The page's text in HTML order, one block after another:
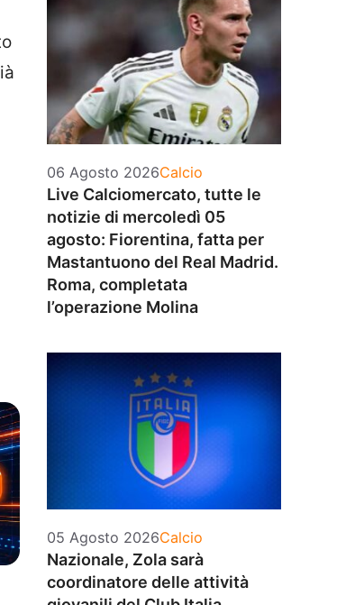
06 Agosto 2026Categorie
Calcio
Live Calciomercato, tutte le
notizie di mercoledì 05
agosto: Fiorentina, fatta per
Mastantuono del Real Madrid.
Roma, completata
l’operazione Molina
05 Agosto 2026Categorie
Calcio
Nazionale, Zola sarà
coordinatore delle attività